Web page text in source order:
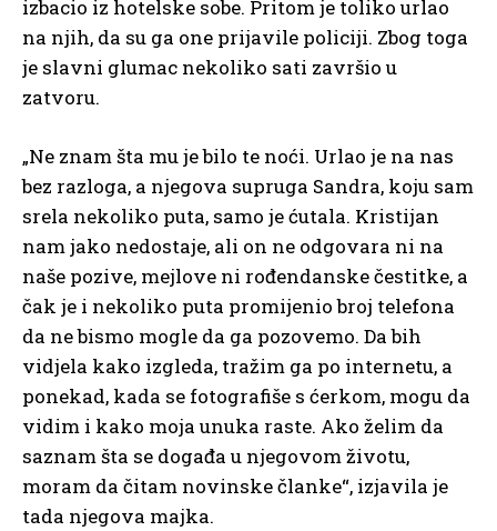
izbacio iz hotelske sobe. Pritom je toliko urlao
na njih, da su ga one prijavile policiji. Zbog toga
je slavni glumac nekoliko sati završio u
zatvoru.
„Ne znam šta mu je bilo te noći. Urlao je na nas
bez razloga, a njegova supruga Sandra, koju sam
srela nekoliko puta, samo je ćutala. Kristijan
nam jako nedostaje, ali on ne odgovara ni na
naše pozive, mejlove ni rođendanske čestitke, a
čak je i nekoliko puta promijenio broj telefona
da ne bismo mogle da ga pozovemo. Da bih
vidjela kako izgleda, tražim ga po internetu, a
ponekad, kada se fotografiše s ćerkom, mogu da
vidim i kako moja unuka raste. Ako želim da
saznam šta se događa u njegovom životu,
moram da čitam novinske članke“, izjavila je
tada njegova majka.